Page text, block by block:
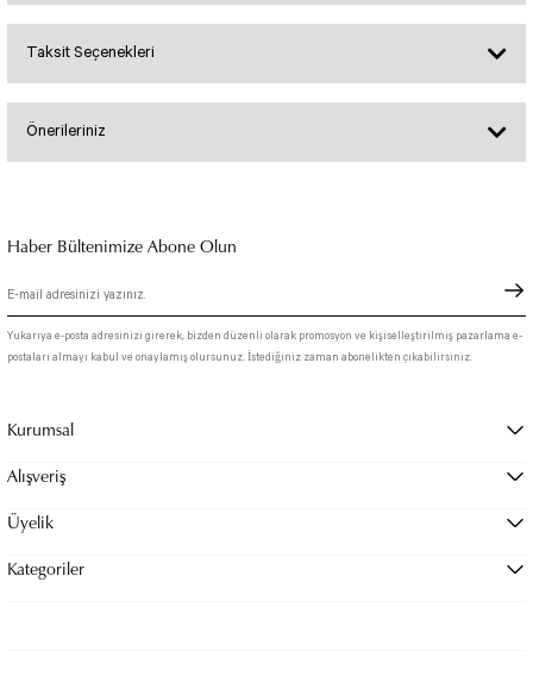
Taksit Seçenekleri
Önerileriniz
Ürün resmi kalitesiz, bozuk veya görüntülenemiyor.
Ürün bilgilerinde hatalar bulunuyor.
Bu ürüne benzer farklı alternatifler olmalı.
Haber Bültenimize Abone Olun
Yukarıya e-posta adresinizi girerek, bizden düzenli olarak promosyon ve kişiselleştirilmiş pazarlama e-
postaları almayı kabul ve onaylamış olursunuz. İstediğiniz zaman abonelikten çıkabilirsiniz.
Kurumsal
Alışveriş
Üyelik
Kategoriler